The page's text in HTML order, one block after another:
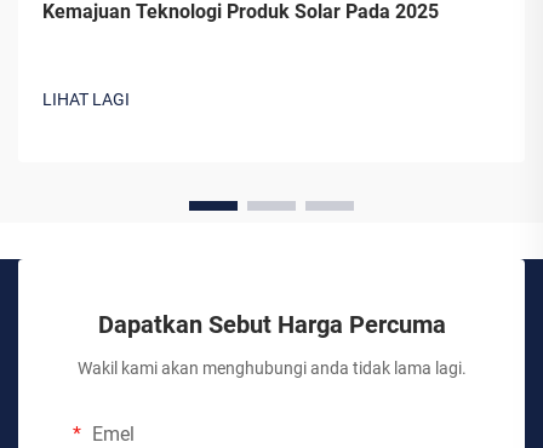
Kemajuan Teknologi Produk Solar Pada 2025
LIHAT LAGI
Dapatkan Sebut Harga Percuma
Wakil kami akan menghubungi anda tidak lama lagi.
Emel